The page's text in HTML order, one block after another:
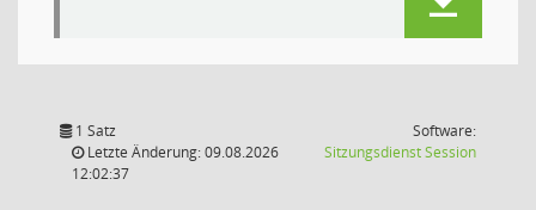
1 Satz
Letzte Änderung: 09.08.2026
12:02:37
Software:
SitzungsdienstSession(Wird in